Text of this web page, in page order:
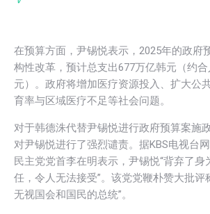
在预算方面，尹锡悦表示，2025年的政府
构性改革，预计总支出677万亿韩元（约
元）。政府将增加医疗资源投入、扩大公
育率与区域医疗不足等社会问题。
对于韩德洙代替尹锡悦进行政府预算案施
对尹锡悦进行了强烈谴责。据KBS电视台
民主党党首李在明表示，尹锡悦“背弃了身
任，令人无法接受”。该党党鞭朴赞大批评
无视国会和国民的总统”。